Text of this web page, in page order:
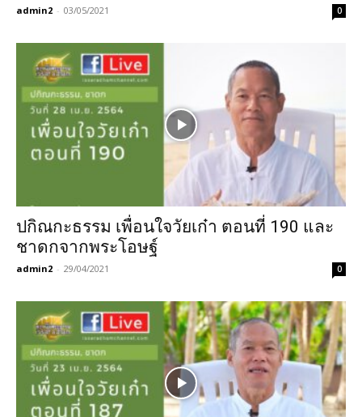
admin2 - 03/05/2021 0
ปกิณกะธรรม เพื่อนใจวัยเก๋า ตอนที่ 190 และ
ชาดกจากพระโอษฐ์
admin2 - 29/04/2021 0